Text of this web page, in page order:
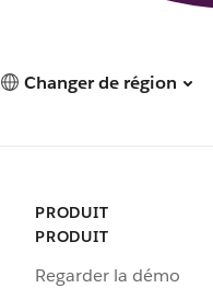
Changer de région
PRODUIT
PRODUIT
Regarder la démo